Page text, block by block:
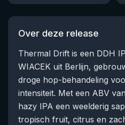
Over deze release
Thermal Drift is een DDH
WIACEK uit Berlijn,
droge hop-behandeling
intensiteit. Met een ABV
hazy IPA een weelderig
tropisch fruit, citrus en